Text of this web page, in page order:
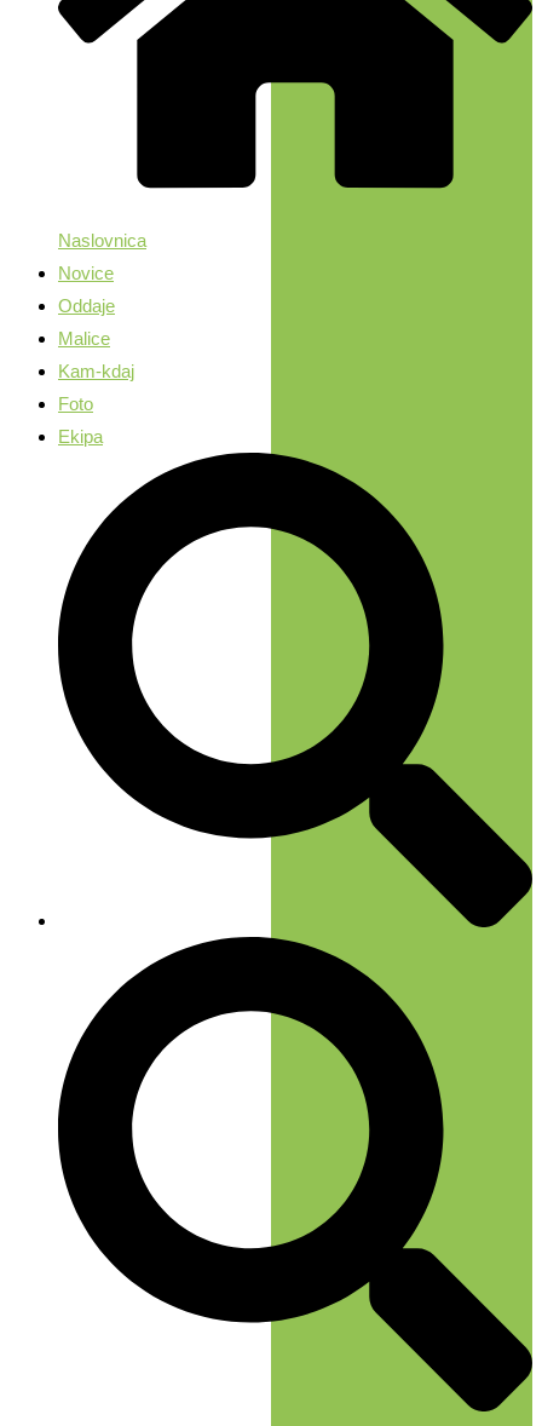
Naslovnica
Novice
Oddaje
Malice
Kam-kdaj
Foto
Ekipa